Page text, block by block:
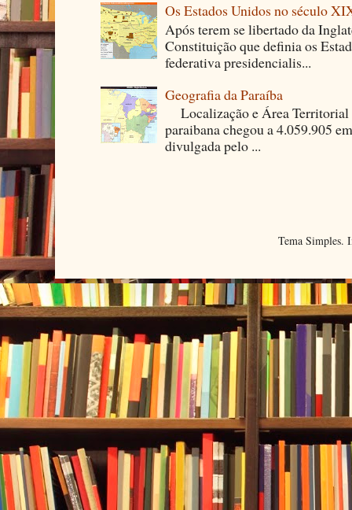
Os Estados Unidos no século
Após terem se libertado da
Constituição que definia os
federativa presidencialis...
Geografia da Paraíba
Localização e Área
paraibana chegou a 4.059.905
divulgada pelo ...
Tema Simples.